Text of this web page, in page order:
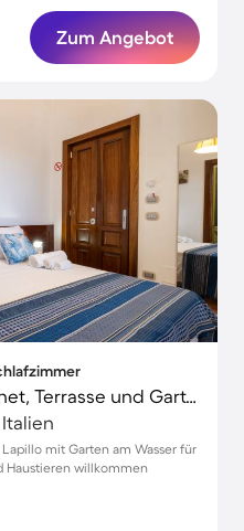
Zum Angebot
B&B mit schnellem Internet, Terrasse und Garten | Gartenblick | Perfekt für die Arbeit von Zuhause
mit Garten am Wasser für
Haustieren willkommen